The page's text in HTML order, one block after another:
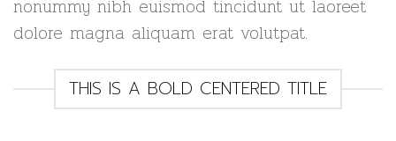
nonummy nibh euismod tincidunt ut laoreet
dolore magna aliquam erat volutpat.
THIS IS A BOLD CENTERED TITLE